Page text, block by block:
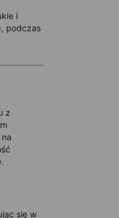
i
podczas
z
się w